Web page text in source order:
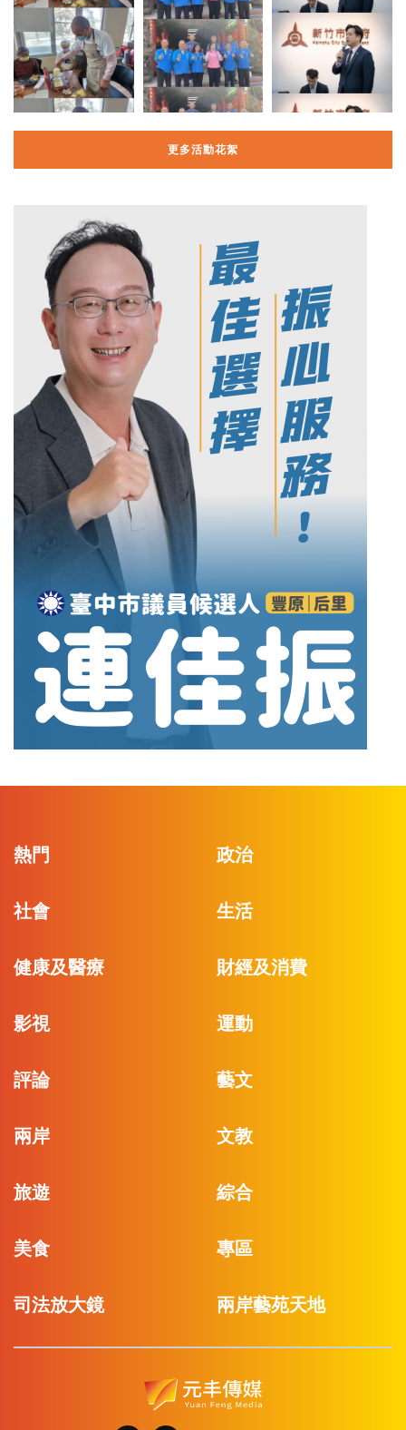
更多活動花絮
熱門 政治
社會 生活
健康及醫療 財經及消費
影視 運動
評論 藝文
兩岸 文教
旅遊 綜合
美食 專區
司法放大鏡 兩岸藝苑天地